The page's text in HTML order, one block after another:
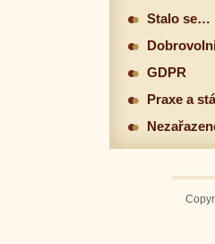
Stalo se…
GDPR
Praxe a